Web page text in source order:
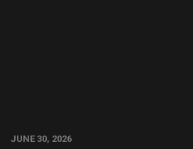
JUNE 30, 2026